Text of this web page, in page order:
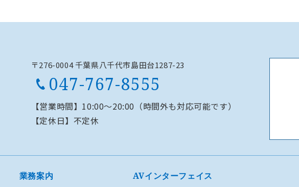
〒276-0004 千葉県八千代市島田台1287-23
047-767-8555
【営業時間】 10:00～20:00（時間外も対応可能です）
【定休日】 不定休
業務案内 AVインターフェイス